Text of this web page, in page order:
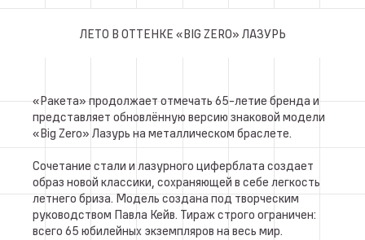
ЛЕТО В ОТТЕНКЕ «BIG ZERO» ЛАЗУРЬ
«Ракета» продолжает отмечать 65-летие бренда и
представляет обновлённую версию знаковой модели
«Big Zero» Лазурь на металлическом браслете.
Сочетание стали и лазурного циферблата создает
образ новой классики, сохраняющей в себе легкость
летнего бриза. Модель создана под творческим
руководством Павла Кейв. Тираж строго ограничен:
всего 65 юбилейных экземпляров на весь мир.